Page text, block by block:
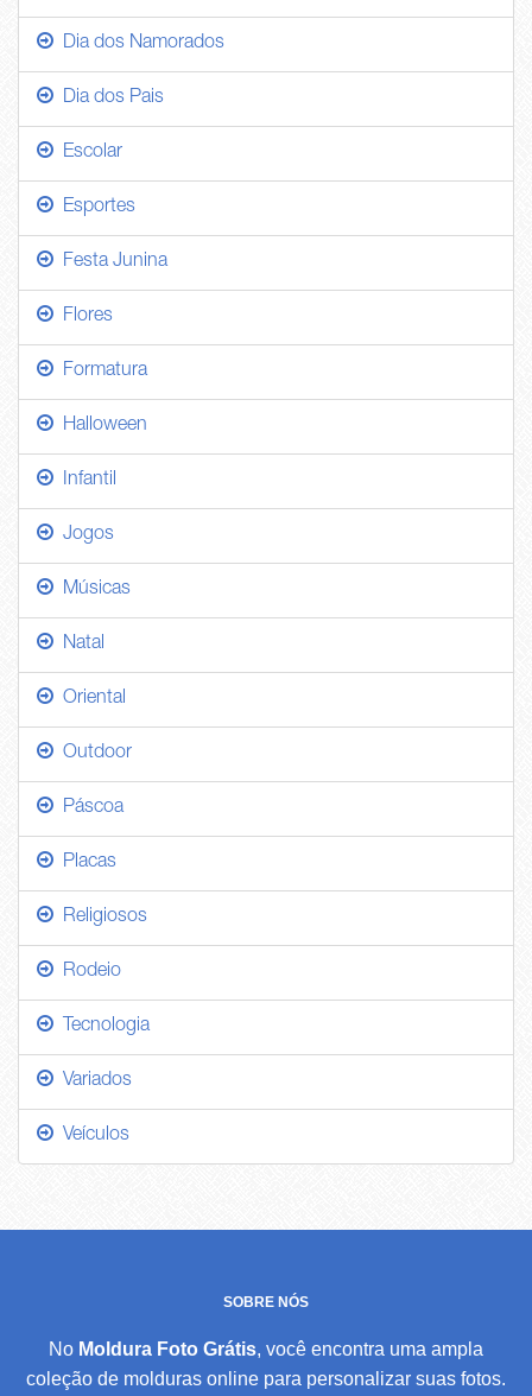
Dia dos Namorados
Dia dos Pais
Escolar
Esportes
Festa Junina
Flores
Formatura
Halloween
Infantil
Jogos
Músicas
Natal
Oriental
Outdoor
Páscoa
Placas
Religiosos
Rodeio
Tecnologia
Variados
Veículos
SOBRE NÓS
No Moldura Foto Grátis, você encontra uma ampla
coleção de molduras online para personalizar suas fotos.